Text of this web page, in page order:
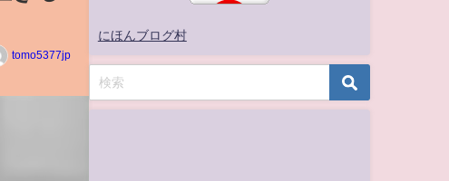
tomo5377jp
にほんブログ村